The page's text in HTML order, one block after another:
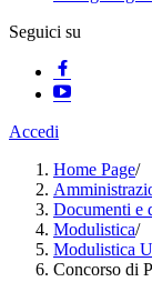
Seguici su
Accedi
Home Page/
Documenti e
Modulistica/
Modulistica
Concorso di